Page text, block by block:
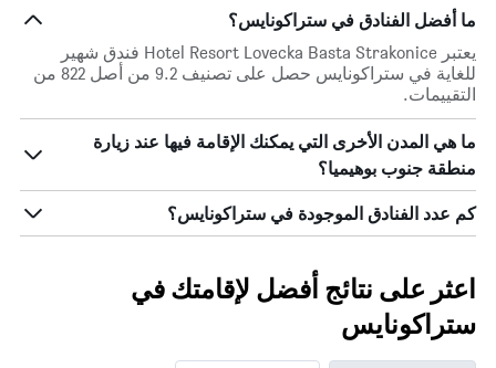
ما أفضل الفنادق في ستراكونايس؟
يعتبر Hotel Resort Lovecka Basta Strakonice فندق شهير
للغاية في ستراكونايس حصل على تصنيف 9.2 من أصل 822 من
التقييمات.
ما هي المدن الأخرى التي يمكنك الإقامة فيها عند زيارة
منطقة جنوب بوهيميا؟
كم عدد الفنادق الموجودة في ستراكونايس؟
اعثر على نتائج أفضل لإقامتك في
ستراكونايس